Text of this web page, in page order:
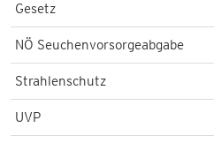
Gesetz
NÖ Seuchenvorsorgeabgabe
Strahlenschutz
UVP